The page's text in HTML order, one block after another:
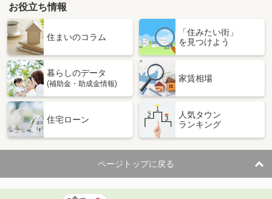
大阪府堺市北区百舌鳥梅北町２丁
価 格
6.50万円
大阪府堺市北区百舌鳥梅北町２丁
専有面積 23.18m²
間取り
大阪府大阪市東成区深江南１丁目
住 所
大阪府大阪市東成区深江南１丁目
専有面積 22.08m²
間取り
1K
大阪府豊中市原田中１丁目
お役立ち情報
住まいのコラム
「住みたい街」
を見つけよう
暮らしのデータ
(補助金・助成金情報)
家賃相場
住宅ローン
人気タウン
ランキング
ページトップに戻る